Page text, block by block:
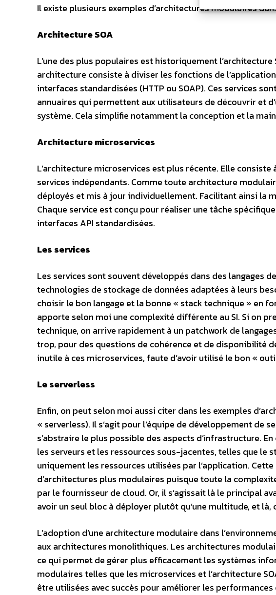
Il existe plusieurs exemples d’architectures modulaires
Architecture SOA
L’une des plus populaires est historiquement
architecture consiste à diviser les fonctions de
interfaces standardisées (HTTP ou SOAP). Ces services
annuaires qui permettent aux utilisateurs de découvrir et
système. Cela simplifie notamment la conception et la
Architecture microservices
L’architecture microservices est plus récente. Elle
services indépendants. Comme toute architecture
déployés et mis à jour individuellement. Facilitant ainsi la
Chaque service est conçu pour réaliser une tâche
interfaces API standardisées.
Les services
Les services sont souvent développés dans des langages
technologies de stockage de données adaptées à leurs
choisir le bon langage et la bonne « stack technique » en
apporte selon moi une complexité différente au SI. Si on
technique, on arrive rapidement à un patchwork de
trop, pour des questions de cohérence et de disponibilité
inutile à ces microservices, faute d’avoir utilisé le bon «
Le serverless
Enfin, on peut selon moi aussi citer dans les exemples
« serverless). Il s’agit pour l’équipe de développement de
s’abstraire le plus possible des aspects d’infrastructure.
les serveurs et les ressources sous-jacentes, telles que le
uniquement les ressources utilisées par l’application.
d’architectures plus modulaires puisque toute la
par le fournisseur de cloud. Or, il s’agissait là le principal
avoir un seul bloc à déployer plutôt qu’une multitude, et là,
L’adoption d’une architecture modulaire dans
aux architectures monolithiques. Les architectures
ce qui permet de gérer plus efficacement les systèmes
modulaires telles que les microservices et l’architecture
être utilisées avec succès pour améliorer les